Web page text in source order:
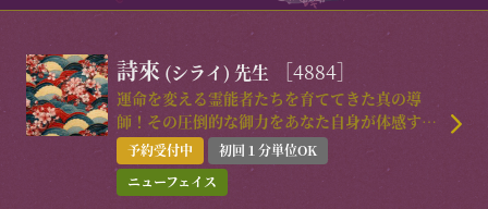
詩來 (シライ) 先生 ［4884］
運命を変える霊能者たちを育ててきた真の導
師！その圧倒的な御力をあなた自身が体感する
時が訪れる
予約受付中
初回１分単位OK
ニューフェイス